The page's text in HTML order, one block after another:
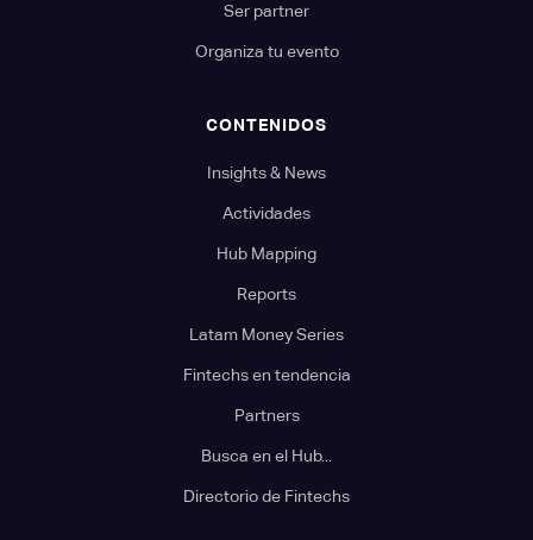
Ser partner
Organiza tu evento
CONTENIDOS
Insights & News
Actividades
Hub Mapping
Reports
Latam Money Series
Fintechs en tendencia
Partners
Busca en el Hub...
Directorio de Fintechs